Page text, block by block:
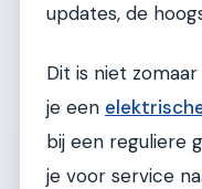
updates, de
Dit is niet
je een
bij een reguliere
je voor service